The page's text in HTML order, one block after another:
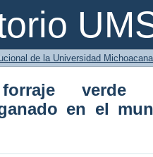
verde
Guanajuato
de la Universidad
verde
en el